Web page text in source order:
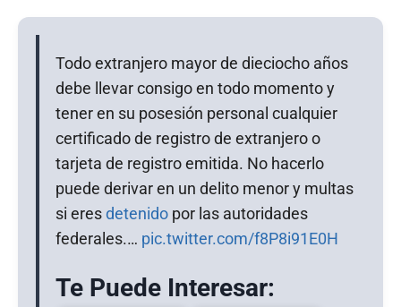
Todo extranjero mayor de dieciocho años
debe llevar consigo en todo momento y
tener en su posesión personal cualquier
certificado de registro de extranjero o
tarjeta de registro emitida. No hacerlo
puede derivar en un delito menor y multas
si eresdetenido por las autoridades
federales.… pic.twitter.com/f8P8i91E0H
Te Puede Interesar: